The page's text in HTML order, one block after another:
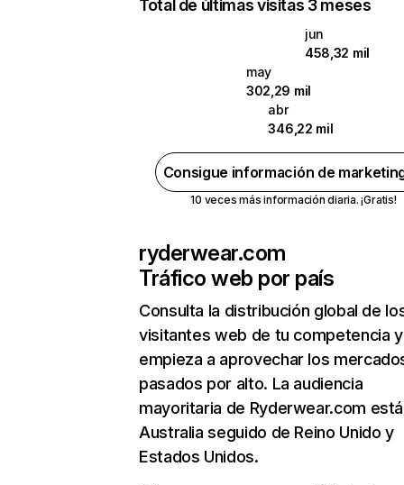
Total de últimas visitas 3 meses
jun
458,32 mil
may
302,29 mil
abr
346,22 mil
Consigue información de
10 veces más información diaria. ¡Gratis!
ryderwear.com
Tráfico web por país
Consulta la distribución global de
visitantes web de tu competencia y
empieza a aprovechar los
pasados por alto. La audiencia
mayoritaria de Ryderwear.com
Australia seguido de Reino Unido y
Estados Unidos.